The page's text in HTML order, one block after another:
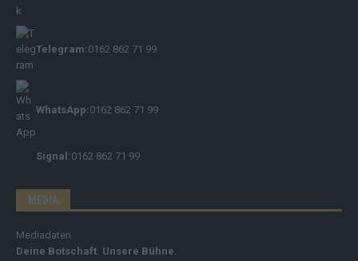
Telegram:0162 862 71 99
WhatsApp:0162 862 71 99
Signal:0162 862 71 99
MEDIA
Mediadaten
Deine Botschaft. Unsere Bühne.